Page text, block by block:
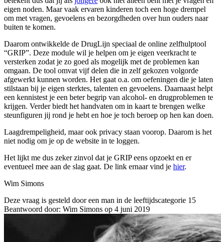
eigen noden. Maar vaak ervaren kinderen toch een hoge drempel
om met vragen, gevoelens en bezorgdheden over hun ouders naar
buiten te komen.
Daarom ontwikkelde de DrugLijn speciaal de online zelfhulptool
“GRIP”. Deze module wil je helpen om je eigen veerkracht te
versterken zodat je zo goed als mogelijk met de problemen kan
omgaan. De tool omvat vijf delen die in zelf gekozen volgorde
afgewerkt kunnen worden. Het gaat o.a. om oefeningen die je laten
stilstaan bij je eigen sterktes, talenten en gevoelens. Daarnaast helpt
een kennistest je een beter begrip van alcohol- en drugproblemen te
krijgen. Verder biedt het handvaten om in kaart te brengen welke
steunfiguren jij rond je hebt en hoe je toch beroep op hen kan doen.
Laagdrempeligheid, maar ook privacy staan voorop. Daarom is het
niet nodig om je op de website in te loggen.
Het lijkt me dus zeker zinvol dat je GRIP eens opzoekt en er
eventueel mee aan de slag gaat. De link ernaar vind je hier.
Wim Simons
Deze vraag is gesteld door een man in de leeftijdscategorie 15
Beantwoord door: Wim Simons op 4 juni 2019